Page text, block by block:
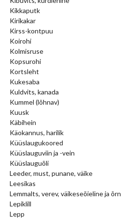
Kikkaputk
Kirikakar
Kirss-kontpuu
Koirohi
Kolmisruse
Kopsurohi
Kortsleht
Kukesaba
Kuldvits, kanada
Kummel (lõhnav)
Kuusk
Käbihein
Käokannus, harilik
Küüslaugukoored
Küüslauguviin ja -vein
Küüslauguõli
Leeder, must, punane, väike
Leesikas
Lemmalts, verev, väikeseõieline ja õrn
Lepiklill
Lepp